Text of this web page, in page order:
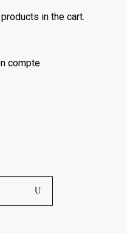
in the cart.
compte